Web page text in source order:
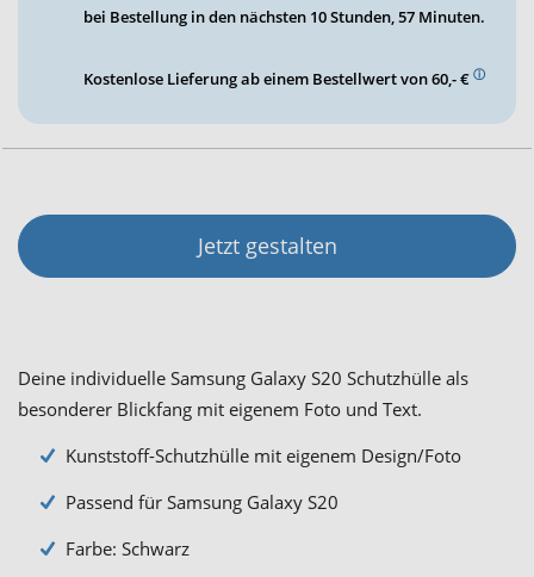
bei Bestellung in den nächsten 10 Stunden, 57 Minuten.
Kostenlose Lieferung ab einem Bestellwert von 60,- € ⓘ
Jetzt gestalten
Deine individuelle Samsung Galaxy S20 Schutzhülle als
besonderer Blickfang mit eigenem Foto und Text.
Kunststoff-Schutzhülle mit eigenem Design/Foto
Passend für Samsung Galaxy S20
Farbe: Schwarz